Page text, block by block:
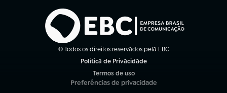
© Todos os direitos reservados pela EBC
Política de Privacidade
Termos de uso
(abre em nova aba)
Preferências de privacidade